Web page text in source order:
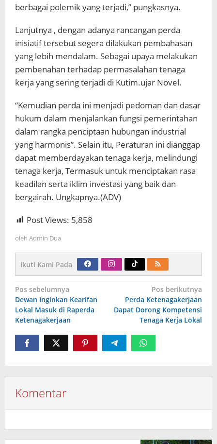
berbagai polemik yang terjadi,” pungkasnya.
Lanjutnya , dengan adanya rancangan perda
inisiatif tersebut segera dilakukan pembahasan
yang lebih mendalam. Sebagai upaya melakukan
pembenahan terhadap permasalahan tenaga
kerja yang sering terjadi di Kutim.ujar Novel.
“Kemudian perda ini menjadi pedoman dan dasar
hukum dalam menjalankan fungsi pemerintahan
dalam rangka penciptaan hubungan industrial
yang harmonis”. Selain itu, Peraturan ini dianggap
dapat memberdayakan tenaga kerja, melindungi
tenaga kerja, Termasuk untuk menciptakan rasa
keadilan serta iklim investasi yang baik dan
bergairah. Ungkapnya.(ADV)
Post Views: 5,858
oleh Admin Dua
Ikuti Kami Pada
Navigasi
pos
Pos sebelumnya
Dewan Inginkan Kearifan
Lokal Masuk di Raperda
Ketenagakerjaan
Pos berikutnya
Perda Ketenagakerjaan
Dapat Dorong Kompetensi
Tenaga Kerja Lokal
Komentar